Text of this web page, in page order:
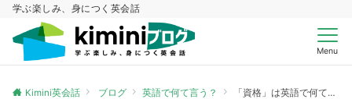
学ぶ楽しみ、身につく英会話
Menu
Kimini英会話 ブログ 英語で何て言う？ 「資格」は英語で何て言うの？国家資格や資格試験などの英語表現も紹介！